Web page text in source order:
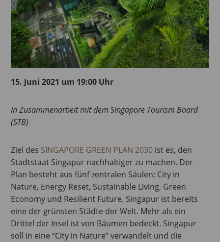
15. Juni 2021 um 19:00 Uhr
In Zusammenarbeit mit dem Singapore Tourism Board
(STB)
Ziel des SINGAPORE GREEN PLAN 2030 ist es, den
Stadtstaat Singapur nachhaltiger zu machen. Der
Plan besteht aus fünf zentralen Säulen: City in
Nature, Energy Reset, Sustainable Living, Green
Economy und Resilient Future. Singapur ist bereits
eine der grünsten Städte der Welt. Mehr als ein
Drittel der Insel ist von Bäumen bedeckt. Singapur
soll in eine “City in Nature” verwandelt und die